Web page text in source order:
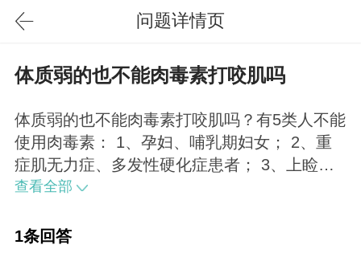
问题详情页
体质弱的也不能肉毒素打咬肌吗
体质弱的也不能肉毒素打咬肌吗？有5类人不能
使用肉毒素： 1、孕妇、哺乳期妇女； 2、重
症肌无力症、多发性硬化症患者； 3、上睑下
垂患者； 4、身体非常瘦弱，有心、肝、肾等
查看全部
1条回答